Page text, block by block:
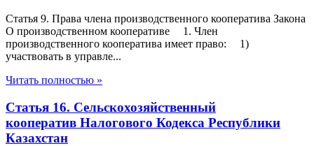
Статья 9. Права члена производственного кооператива Закона
О производственном кооперативе 1. Член
производственного кооператива имеет право: 1)
участвовать в управле...
Читать полностью »
Статья 16. Сельскохозяйственный
кооператив Налогового Кодекса Республики
Казахстан